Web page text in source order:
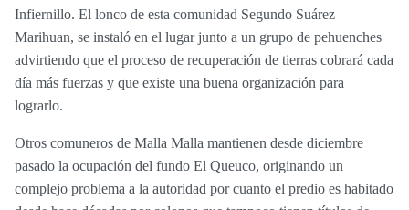
Infiernillo. El lonco de esta comunidad Segundo Suárez
Marihuan, se instaló en el lugar junto a un grupo de pehuenches
advirtiendo que el proceso de recuperación de tierras cobrará cada
día más fuerzas y que existe una buena organización para
lograrlo.
Otros comuneros de Malla Malla mantienen desde diciembre
pasado la ocupación del fundo El Queuco, originando un
complejo problema a la autoridad por cuanto el predio es habitado